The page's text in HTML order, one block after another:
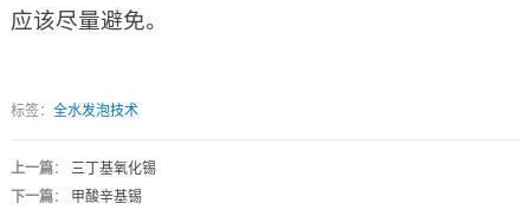
应该尽量避免。
标签： 全水发泡技术
上一篇： 三丁基氧化锡
下一篇： 甲酸辛基锡